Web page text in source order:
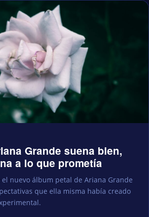
Grande suena bien,
a lo que prometía
nuevo álbum petal de Ariana Grande
que ella misma había creado